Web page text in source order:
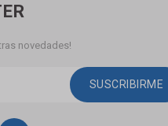
novedades!
SUSCRIBIRME